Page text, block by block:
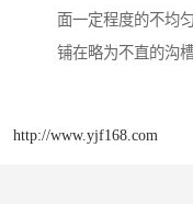
面一定程度的不均
铺在略为不直的沟槽
http://www.yjf168.com